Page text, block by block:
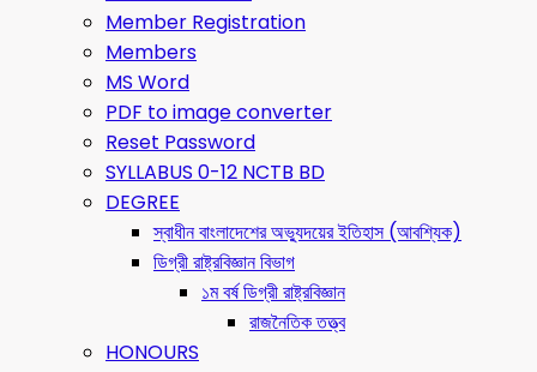
Member Registration
Members
MS Word
PDF to image converter
Reset Password
SYLLABUS 0-12 NCTB BD
DEGREE
স্বাধীন বাংলাদেশের অভ্যুদয়ের ইতিহাস (আবশ্যিক)
ডিগ্রী রাষ্ট্রবিজ্ঞান বিভাগ
১ম বর্ষ ডিগ্রী রাষ্ট্রবিজ্ঞান
রাজনৈতিক তত্ত্ব
HONOURS